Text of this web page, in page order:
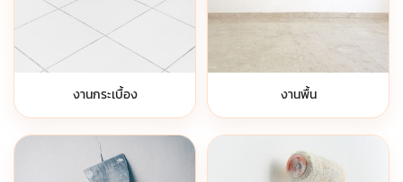
งานกระเบื้อง งานพื้น